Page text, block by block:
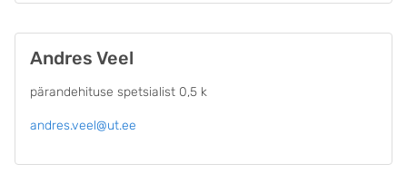
Andres Veel
pärandehituse spetsialist 0,5 k
andres.veel@ut.ee